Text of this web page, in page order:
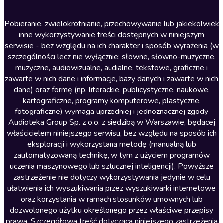
Lektury szkolne
Literatura anglojęzyczna
Literatura faktu
Literatura obyczajowa
Literatura piękna obca
Literatura piękna polska
Nagrania relaksacyjne
Nauka języków
Nauki humanistyczne
Podcasty i audycje
Polityka
Prasa
Religia
Pobieranie, zwielokrotnianie, przechowywanie lub jakiekolwiek
inne wykorzystywanie treści dostępnych w niniejszym
serwisie - bez względu na ich charakter i sposób wyrażenia (w
szczególności lecz nie wyłącznie: słowne, słowno-muzyczne,
muzyczne, audiowizualne, audialne, tekstowe, graficzne i
zawarte w nich dane i informacje, bazy danych i zawarte w nich
dane) oraz formę (np. literackie, publicystyczne, naukowe,
kartograficzne, programy komputerowe, plastyczne,
fotograficzne) wymaga uprzedniej i jednoznacznej zgody
Audioteka Group Sp. z o.o. z siedzibą w Warszawie, będącej
właścicielem niniejszego serwisu, bez względu na sposób ich
eksploracji i wykorzystaną metodę (manualną lub
zautomatyzowaną technikę, w tym z użyciem programów
uczenia maszynowego lub sztucznej inteligencji). Powyższe
zastrzeżenie nie dotyczy wykorzystywania jedynie w celu
ułatwienia ich wyszukiwania przez wyszukiwarki internetowe
oraz korzystania w ramach stosunków umownych lub
dozwolonego użytku określonego przez właściwe przepisy